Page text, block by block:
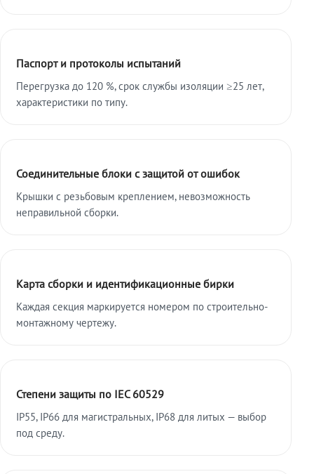
Паспорт и протоколы испытаний
Перегрузка до 120 %, срок службы изоляции ≥25 лет,
характеристики по типу.
Соединительные блоки с защитой от ошибок
Крышки с резьбовым креплением, невозможность
неправильной сборки.
Карта сборки и идентификационные бирки
Каждая секция маркируется номером по строительно-
монтажному чертежу.
Степени защиты по IEC 60529
IP55, IP66 для магистральных, IP68 для литых — выбор
под среду.